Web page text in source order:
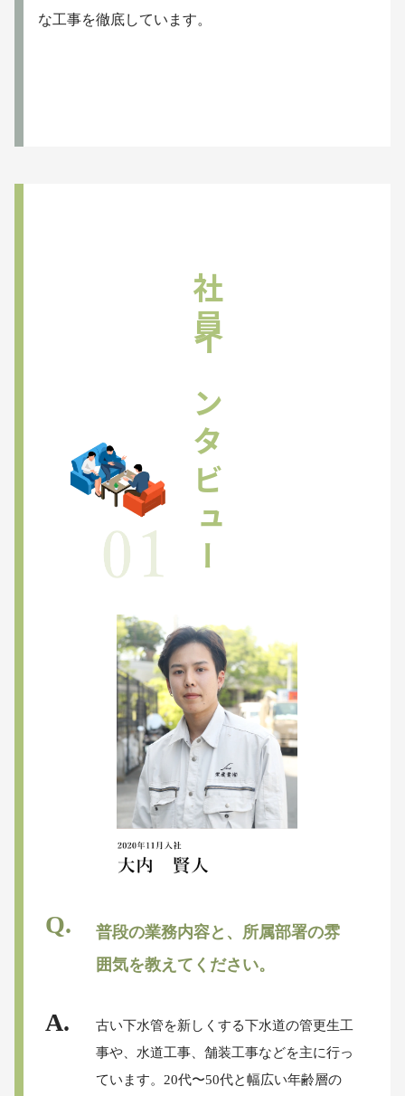
な工事を徹底しています。
社員インタビュー
普段の業務内容と、所属部署の雰
囲気を教えてください。
古い下水管を新しくする下水道の管更生工
事や、水道工事、舗装工事などを主に行っ
ています。20代〜50代と幅広い年齢層の